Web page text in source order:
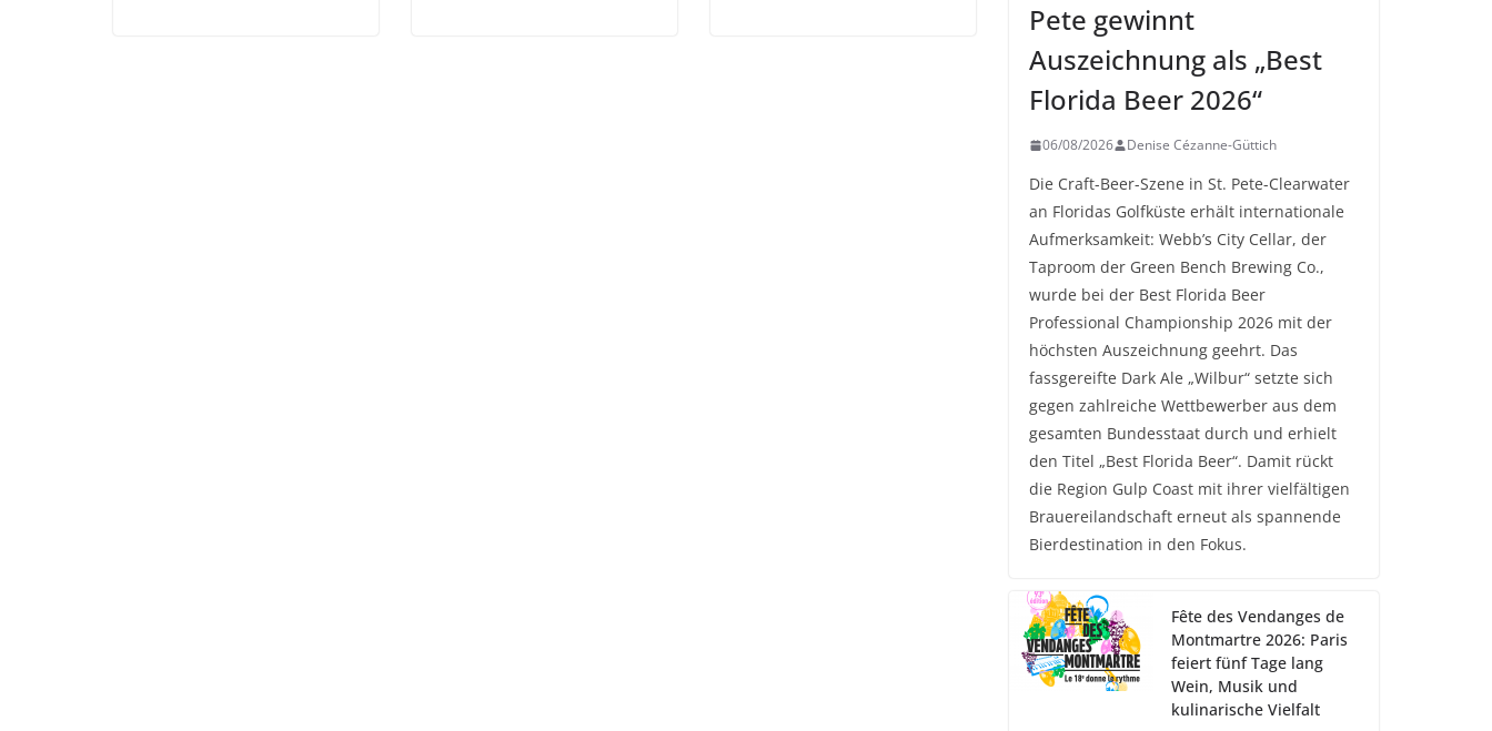
Pete gewinnt
Auszeichnung als „Best
Florida Beer 2026“
06/08/2026 Denise Cézanne-Güttich
Die Craft-Beer-Szene in St. Pete-Clearwater
an Floridas Golfküste erhält internationale
Aufmerksamkeit: Webb’s City Cellar, der
Taproom der Green Bench Brewing Co.,
wurde bei der Best Florida Beer
Professional Championship 2026 mit der
höchsten Auszeichnung geehrt. Das
fassgereifte Dark Ale „Wilbur“ setzte sich
gegen zahlreiche Wettbewerber aus dem
gesamten Bundesstaat durch und erhielt
den Titel „Best Florida Beer“. Damit rückt
die Region Gulp Coast mit ihrer vielfältigen
Brauereilandschaft erneut als spannende
Bierdestination in den Fokus.
Fête des Vendanges de
Montmartre 2026: Paris
feiert fünf Tage lang
Wein, Musik und
kulinarische Vielfalt